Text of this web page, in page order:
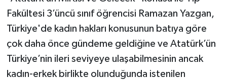
Fakültesi 3’üncü sınıf öğrencisi Ramazan Yazgan,
Türkiye'de kadın hakları konusunun batıya göre
çok daha önce gündeme geldiğine ve Atatürk’ün
Türkiye’nin ileri seviyeye ulaşabilmesinin ancak
kadın-erkek birlikte olunduğunda istenilen